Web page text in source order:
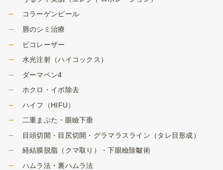
コラーゲンピール
唇のシミ治療
ピコレーザー
水光注射（ハイコックス）
ダーマペン4
ホクロ・イボ除去
ハイフ（HIFU）
二重まぶた・眼瞼下垂
目頭切開・目尻切開・グラマラスライン（タレ目形成）
経結膜脱脂（クマ取り）・下眼瞼除皺術
ハムラ法・裏ハムラ法